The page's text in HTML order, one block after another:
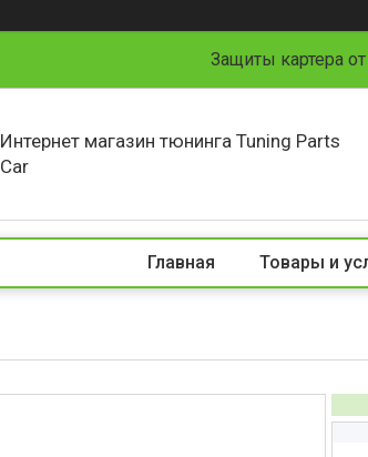
Защиты картера
Интернет магазин тюнинга Tuning Parts
Car
Главная Товары и